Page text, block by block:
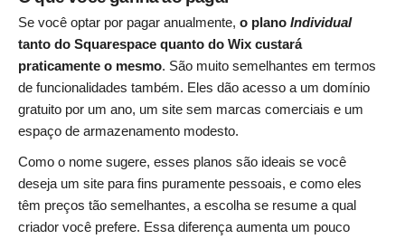
Se você optar por pagar anualmente, o plano Individual
tanto do Squarespace quanto do Wix custará
praticamente o mesmo. São muito semelhantes em termos
de funcionalidades também. Eles dão acesso a um domínio
gratuito por um ano, um site sem marcas comerciais e um
espaço de armazenamento modesto.
Como o nome sugere, esses planos são ideais se você
deseja um site para fins puramente pessoais, e como eles
têm preços tão semelhantes, a escolha se resume a qual
criador você prefere. Essa diferença aumenta um pouco